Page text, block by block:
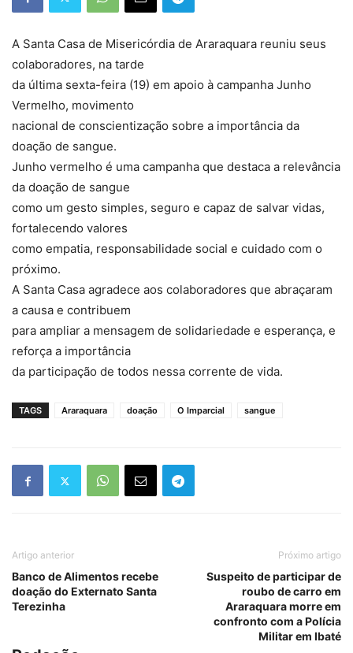
A Santa Casa de Misericórdia de Araraquara reuniu seus
colaboradores, na tarde
da última sexta-feira (19) em apoio à campanha Junho
Vermelho, movimento
nacional de conscientização sobre a importância da
doação de sangue.
Junho vermelho é uma campanha que destaca a relevância
da doação de sangue
como um gesto simples, seguro e capaz de salvar vidas,
fortalecendo valores
como empatia, responsabilidade social e cuidado com o
próximo.
A Santa Casa agradece aos colaboradores que abraçaram
a causa e contribuem
para ampliar a mensagem de solidariedade e esperança, e
reforça a importância
da participação de todos nessa corrente de vida.
TAGS Araraquara doação O Imparcial sangue
Artigo anterior
Banco de Alimentos recebe
doação do Externato Santa
Terezinha
Próximo artigo
Suspeito de participar de
roubo de carro em
Araraquara morre em
confronto com a Polícia
Militar em Ibaté